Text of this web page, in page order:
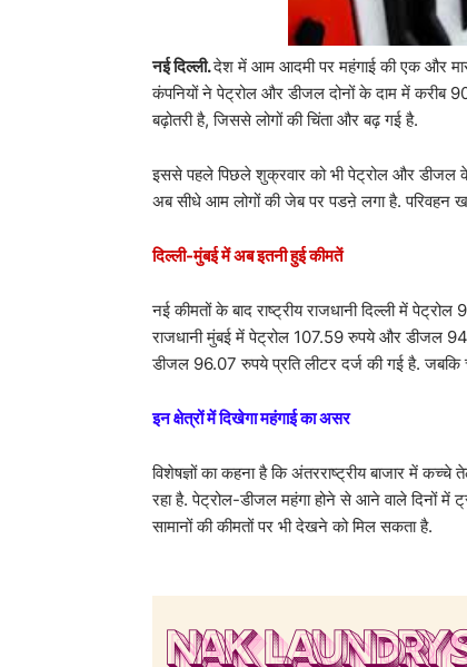
नई दिल्ली.देश में आम आदमी पर महंगाई की एक और
कंपनियों ने पेट्रोल और डीजल दोनों के दाम में करीब
बढ़ोतरी है, जिससे लोगों की चिंता और बढ़ गई है.
इससे पहले पिछले शुक्रवार को भी पेट्रोल और डीजल के
अब सीधे आम लोगों की जेब पर पडऩे लगा है. परिवहन
दिल्ली-मुंबई में अब इतनी हुई कीमतें
नई कीमतों के बाद राष्ट्रीय राजधानी दिल्ली में
राजधानी मुंबई में पेट्रोल 107.59 रुपये और डीजल
डीजल 96.07 रुपये प्रति लीटर दर्ज की गई है.
इन क्षेत्रों में दिखेगा महंगाई का असर
विशेषज्ञों का कहना है कि अंतरराष्ट्रीय बाजार में
रहा है. पेट्रोल-डीजल महंगा होने से आने वाले दिनों
सामानों की कीमतों पर भी देखने को मिल सकता है.